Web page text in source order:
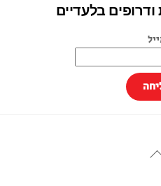
בלעדיים
Back